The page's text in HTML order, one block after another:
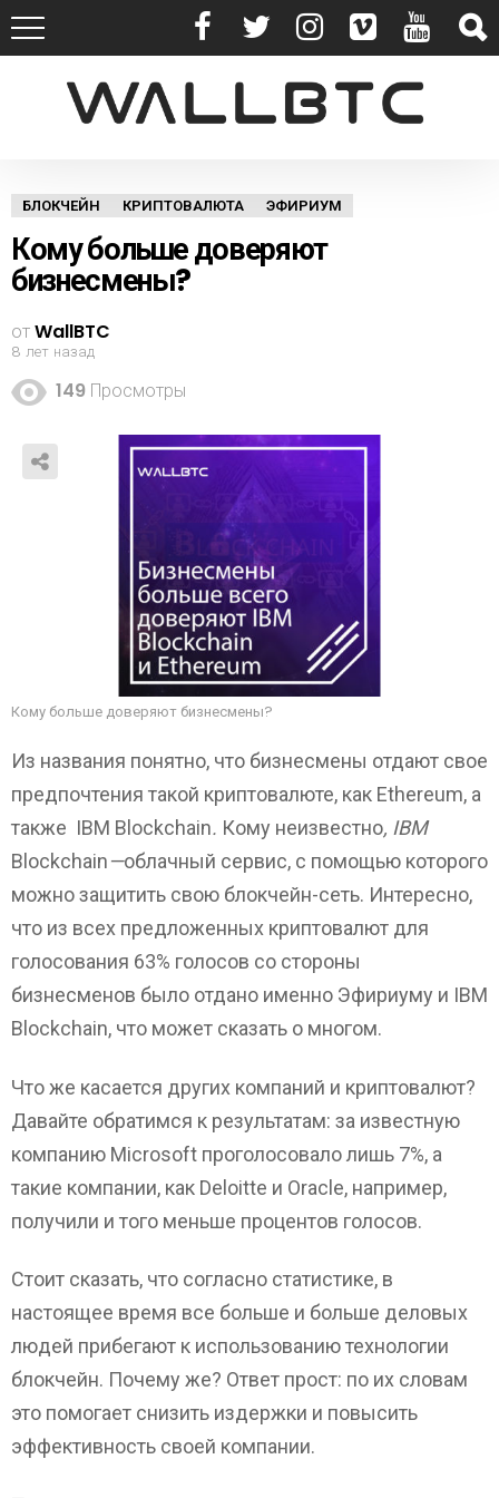
БЛОКЧЕЙН КРИПТОВАЛЮТА ЭФИРИУМ
Кому больше доверяют
бизнесмены?
отWallBTC
8 лет назад
149 Просмотры
Кому больше доверяют бизнесмены?
Из названия понятно, что бизнесмены отдают свое
предпочтения такой криптовалюте, как Ethereum, а
также IBM Blockchain. Кому неизвестно, IBM
Blockchain—облачный сервис, с помощью которого
можно защитить свою блокчейн-сеть. Интересно,
что из всех предложенных криптовалют для
голосования 63% голосов со стороны
бизнесменов было отдано именно Эфириуму и IBM
Blockchain, что может сказать о многом.
Что же касается других компаний и криптовалют?
Давайте обратимся к результатам: за известную
компанию Microsoft проголосовало лишь 7%, а
такие компании, как Deloitte и Oracle, например,
получили и того меньше процентов голосов.
Стоит сказать, что согласно статистике, в
настоящее время все больше и больше деловых
людей прибегают к использованию технологии
блокчейн. Почему же? Ответ прост: по их словам
это помогает снизить издержки и повысить
эффективность своей компании.